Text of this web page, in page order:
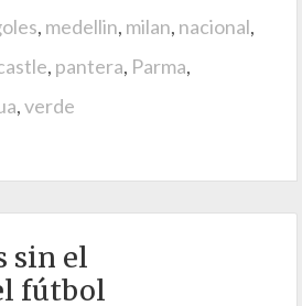
, medellin, milan, nacional,
, pantera, Parma,
,verde
sin el
fútbol